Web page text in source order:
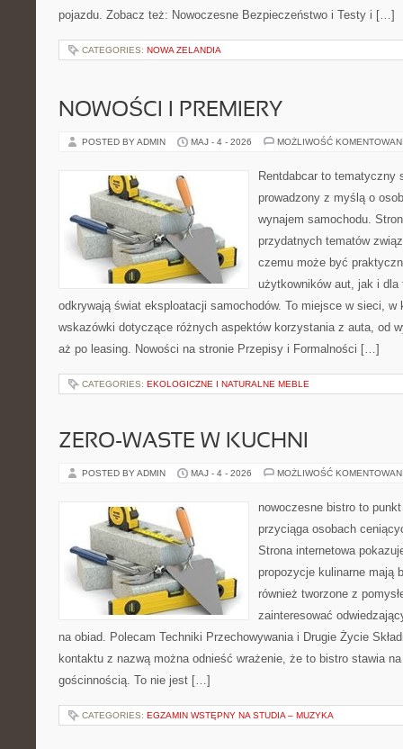
pojazdu. Zobacz też: Nowoczesne Bezpieczeństwo i Testy i […]
CATEGORIES: NOWA ZELANDIA
NOWOŚCI I PREMIERY
POSTED BY ADMIN MAJ - 4 - 2026 MOŻLIWOŚĆ
Rentdabcar to tematyczny
prowadzony z myślą o
wynajem samochodu.
przydatnych tematów
czemu może być
użytkowników aut, jak i
odkrywają świat eksploatacji samochodów. To miejsce w sieci, w
wskazówki dotyczące różnych aspektów korzystania z auta, od
aż po leasing. Nowości na stronie Przepisy i Formalności […]
CATEGORIES: EKOLOGICZNE I NATURALNE MEBLE
ZERO-WASTE W KUCHNI
POSTED BY ADMIN MAJ - 4 - 2026 MOŻLIWOŚĆ
nowoczesne bistro to
przyciąga osobach
Strona internetowa
propozycje kulinarne mają
również tworzone z
zainteresować
na obiad. Polecam Techniki Przechowywania i Drugie Życie
kontaktu z nazwą można odnieść wrażenie, że to bistro stawia
gościnnością. To nie jest […]
CATEGORIES: EGZAMIN WSTĘPNY NA STUDIA – MUZYKA